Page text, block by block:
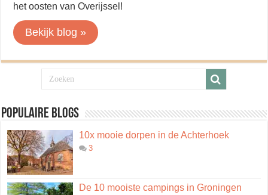
het oosten van Overijssel!
Bekijk blog »
Populaire blogs
10x mooie dorpen in de Achterhoek
3
De 10 mooiste campings in Groningen